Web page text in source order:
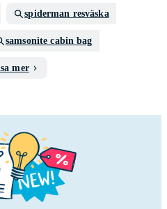
spiderman resväska
samsonite cabin bag
mer